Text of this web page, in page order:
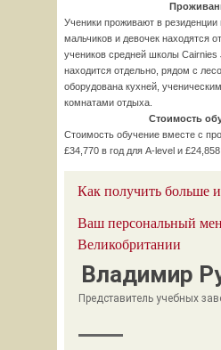
Ученики проживают в
мальчиков и девочек находятся
учеников средней школы Cairnies
находится отдельно, рядом с
оборудована кухней,
комнатами отдыха.
Стоимость
Стоимость обучение вместе с
£34,770 в год для A-level и
Как получить больше
Ваш персональный
Великобритании
Владимир
Представитель учебных